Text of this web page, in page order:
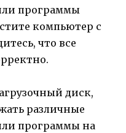
программы
компьютер с
что все
диск,
различные
программы на